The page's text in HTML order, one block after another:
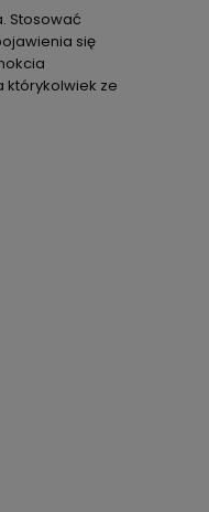
Stosować
się
którykolwiek ze